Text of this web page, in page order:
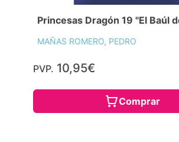
Princesas Dragón 19 "El Baúl
MAÑAS ROMERO, PEDRO
PVP. 10,95€
Comprar